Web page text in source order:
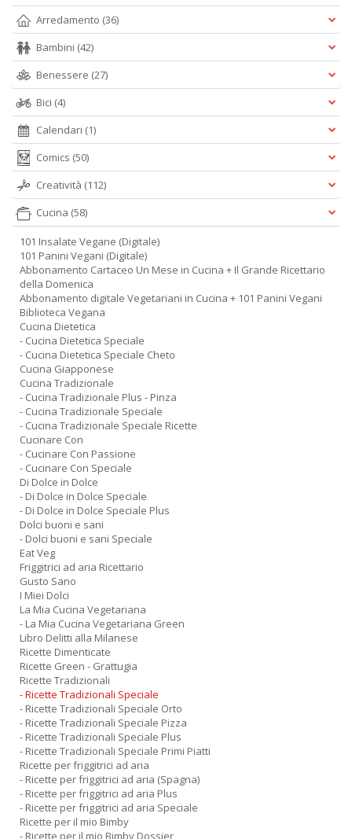
Arredamento (36)
Bambini (42)
Benessere (27)
Bici (4)
Calendari (1)
Comics (50)
Creatività (112)
Cucina (58)
101 Insalate Vegane (Digitale)
101 Panini Vegani (Digitale)
Abbonamento Cartaceo Un Mese in Cucina + Il Grande Ricettario
della Domenica
Abbonamento digitale Vegetariani in Cucina + 101 Panini Vegani
Biblioteca Vegana
Cucina Dietetica
- Cucina Dietetica Speciale
- Cucina Dietetica Speciale Cheto
Cucina Giapponese
Cucina Tradizionale
- Cucina Tradizionale Plus - Pinza
- Cucina Tradizionale Speciale
- Cucina Tradizionale Speciale Ricette
Cucinare Con
- Cucinare Con Passione
- Cucinare Con Speciale
Di Dolce in Dolce
- Di Dolce in Dolce Speciale
- Di Dolce in Dolce Speciale Plus
Dolci buoni e sani
- Dolci buoni e sani Speciale
Eat Veg
Friggitrici ad aria Ricettario
Gusto Sano
I Miei Dolci
La Mia Cucina Vegetariana
- La Mia Cucina Vegetariana Green
Libro Delitti alla Milanese
Ricette Dimenticate
Ricette Green - Grattugia
Ricette Tradizionali
- Ricette Tradizionali Speciale
- Ricette Tradizionali Speciale Orto
- Ricette Tradizionali Speciale Pizza
- Ricette Tradizionali Speciale Plus
- Ricette Tradizionali Speciale Primi Piatti
Ricette per friggitrici ad aria
- Ricette per friggitrici ad aria (Spagna)
- Ricette per friggitrici ad aria Plus
- Ricette per friggitrici ad aria Speciale
Ricette per il mio Bimby
- Ricette per il mio Bimby Dossier